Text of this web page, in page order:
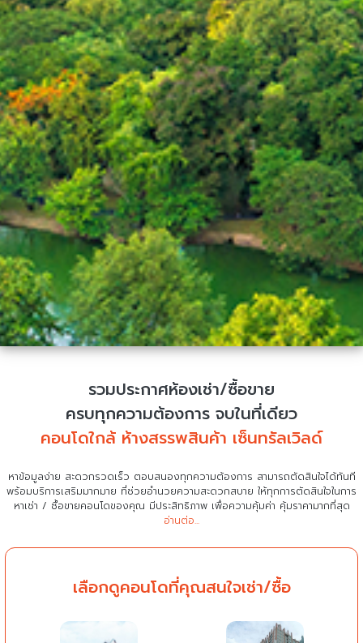
รวมประกาศห้องเช่า/ซื้อขาย
ครบทุกความต้องการ จบในที่เดียว
คอนโดใกล้ ห้างสรรพสินค้า เซ็นทรัลเวิลด์
หาข้อมูลง่าย สะดวกรวดเร็ว ตอบสนองทุกความต้องการ สามารถตัดสินใจได้ทันที
พร้อมบริการเสริมมากมาย ที่ช่วยอำนวยความสะดวกสบาย ให้ทุกการตัดสินใจในการ
หาเช่า / ซื้อขายคอนโดของคุณ มีประสิทธิภาพ เพื่อความคุ้มค่า คุ้มราคามากที่สุด
อ่านต่อ...
เลือกดูคอนโดที่คุณสนใจเช่า/ซื้อ